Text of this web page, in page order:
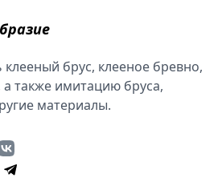
брус, клееное бревно,
также имитацию бруса,
материалы.